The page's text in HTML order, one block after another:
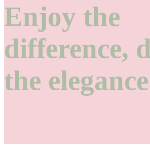
Enjoy the
difference,
the elegance